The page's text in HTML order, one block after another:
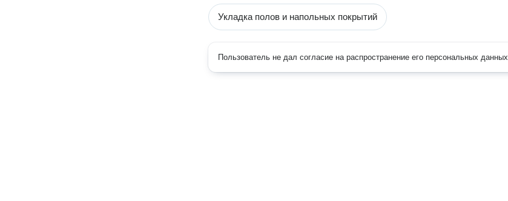
Укладка полов и напольных покрытий
Пользователь не дал согласие на распространение его персональных данных